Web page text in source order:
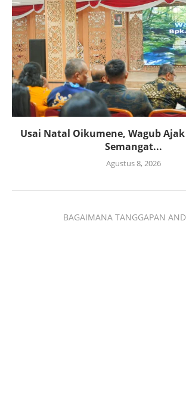
Usai Natal Oikumene, Wagub
Semangat...
Agustus 8, 2026
BAGAIMANA TANGGAPAN